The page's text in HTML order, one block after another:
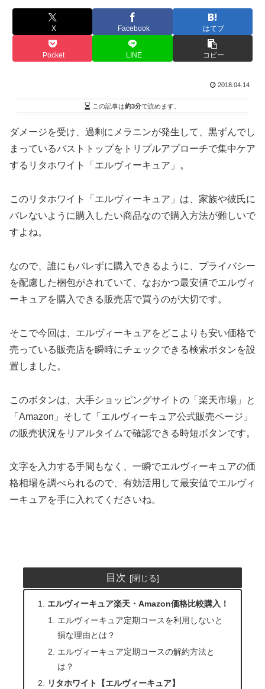
X Facebook はてブ
Pocket LINE コピー
2018.04.14
この記事は約3分で読めます。
ダメージを受け、過剰にメラニンが発生して、黒ずんでし
まっているバストトップをトリプルアプローチで集中ケア
するリタホワイト「エルヴィーキュア」。
このリタホワイト「エルヴィーキュア」は、家族や彼氏に
バレないように購入したい商品なので購入方法が難しいで
すよね。
なので、誰にもバレずに購入できるように、プライバシー
を配慮した梱包がされていて、なおかつ最安値でエルヴィ
ーキュアを購入できる販売店で買うのが大切です。
そこで今回は、エルヴィーキュアをどこよりも安い価格で
売っている販売店を瞬時にチェックできる検索ボタンを設
置しました。
このボタンは、大手ショッピングサイトの「楽天市場」と
「Amazon」そして「エルヴィーキュア公式販売ページ」
の販売状況をリアルタイムで確認できる時短ボタンです。
文字を入力する手間もなく、一瞬でエルヴィーキュアの価
格相場を調べられるので、有効活用して最安値でエルヴィ
ーキュアを手に入れてくださいね。
目次
エルヴィーキュア楽天・Amazon価格比較購入！
エルヴィーキュア定期コースを利用しないと
損な理由とは？
エルヴィーキュア定期コースの解約方法と
は？
リタホワイト【エルヴィーキュア】